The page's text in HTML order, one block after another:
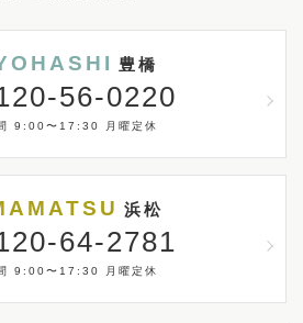
豊橋
56-0220
9:00〜17:30 月曜定休
浜松
64-2781
9:00〜17:30 月曜定休